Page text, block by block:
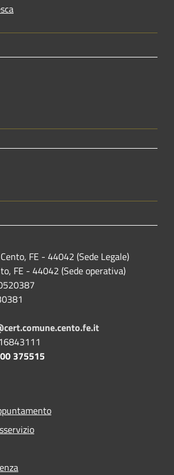
FE - 44042 (Sede Legale)
FE - 44042 (Sede operativa)
375515